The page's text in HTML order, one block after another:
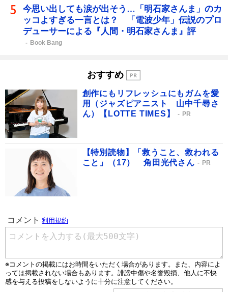
今思い出しても涙が出そう…「明石家さんま」のカ
ッコよすぎる一言とは？ 「電波少年」伝説のプロ
デューサーによる『人間・明石家さんま』評
Book Bang
おすすめ
創作にもリフレッシュにもガムを愛
用（ジャズピアニスト 山中千尋さ
ん）【LOTTE TIMES】
PR
【特別読物】「救うこと、救われる
こと」（17） 角田光代さん
PR